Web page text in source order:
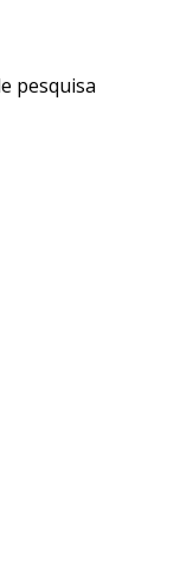
pesquisa